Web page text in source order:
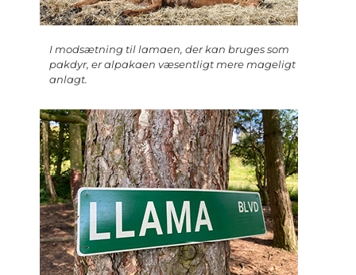
I modsætning til lamaen, der kan bruges som
pakdyr, er alpakaen væsentligt mere mageligt
anlagt.